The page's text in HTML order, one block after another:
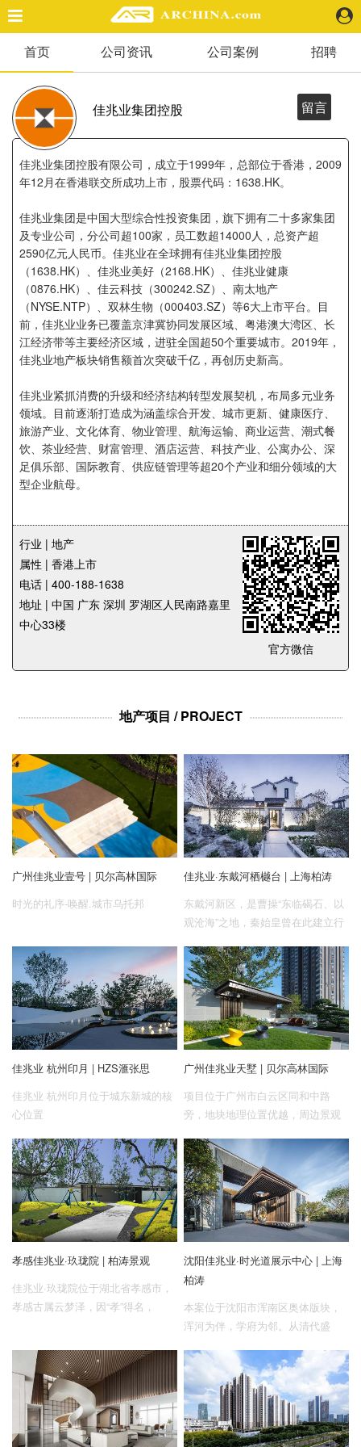
精选案例
建 筑
景 观
室 内
视 频
业 界
机 构
人 物
地 产
快速搜索
企业招聘
企业会员
关于投稿
广告投放
首页 公司资讯 公司案例 招聘
佳兆业集团控股 留言
佳兆业集团控股有限公司，成立于1999年，总部位于香港，2009
年12月在香港联交所成功上市，股票代码：1638.HK。
佳兆业集团是中国大型综合性投资集团，旗下拥有二十多家集团
及专业公司，分公司超100家，员工数超14000人，总资产超
2590亿元人民币。佳兆业在全球拥有佳兆业集团控股
（1638.HK）、佳兆业美好（2168.HK）、佳兆业健康
（0876.HK）、佳云科技（300242.SZ）、南太地产
（NYSE.NTP）、双林生物（000403.SZ）等6大上市平台。目
前，佳兆业业务已覆盖京津冀协同发展区域、粤港澳大湾区、长
江经济带等主要经济区域，进驻全国超50个重要城市。2019年，
佳兆业地产板块销售额首次突破千亿，再创历史新高。
佳兆业紧抓消费的升级和经济结构转型发展契机，布局多元业务
领域。目前逐渐打造成为涵盖综合开发、城市更新、健康医疗、
旅游产业、文化体育、物业管理、航海运输、商业运营、潮式餐
饮、茶业经营、财富管理、酒店运营、科技产业、公寓办公、深
足俱乐部、国际教育、供应链管理等超20个产业和细分领域的大
型企业航母。
官方微信
行业 | 地产
属性 | 香港上市
电话 | 400-188-1638
地址 | 中国 广东 深圳 罗湖区人民南路嘉里
中心33楼
地产项目 / PROJECT
广州佳兆业壹号 | 贝尔高林国际
时光的礼序-唤醒.城市乌托邦
佳兆业·东戴河栖樾台 | 上海柏涛
东戴河新区，是曹操“东临碣石、以
观沧海”之地，秦始皇曾在此建立行
南邻“辽宁第一滩”止锚湾，拥有渤海
湾最优质的海滩资源。群山环绕，
是中国北部最大的森林氧吧。
佳兆业 杭州印月 | HZS滙张思
佳兆业 杭州印月位于城东新城的核
心位置
广州佳兆业天墅 | 贝尔高林国际
项目位于广州市白云区同和中路
旁，地块地理位置优越，周边景观
能欣赏到“羊城第一秀”—— 白云山
美景，东部有龙眼洞公园，公园内
有三大水库——卧龙湖、藏龙湖、
迎龙湖，水质清澈，山青水秀，是
晨运踏青好去处，为项目提供先天
条件优势。
孝感佳兆业·玖珑院 | 柏涛景观
佳兆业·玖珑院位于湖北省孝感市，
孝感古属云梦泽，因“孝”得名，
蕴。孝感历史文化悠久，是中国孝
文化之乡和楚文化的重要发祥地。
沈阳佳兆业·时光道展示中心 | 上海
柏涛
本案位于沈阳市浑南区奥体版块，
浑河为伴，学府为邻。从清代盛
体育场到东北亚的国际化都市，一
段段历史记忆成为设计的源泉，带
领我们追寻时光的脚步。